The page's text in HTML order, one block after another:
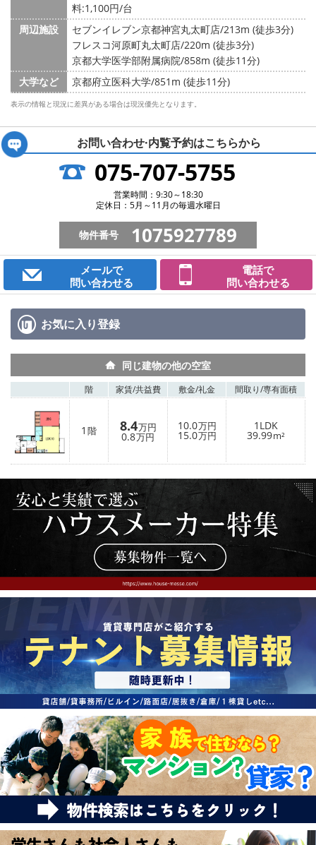
料:1,100円/台
周辺施設
セブンイレブン京都神宮丸太町店/213m (徒歩3分)
フレスコ河原町丸太町店/220m (徒歩3分)
京都大学医学部附属病院/858m (徒歩11分)
大学など
京都府立医科大学/851m (徒歩11分)
表示の情報と現況に差異がある場合は現況優先となります。
お問い合わせ·内覧予約はこちらから
075-707-5755
営業時間：9:30～18:30
定休日：5月～11月の毎週水曜日
物件番号 1075927789
メールで
問い合わせる
電話で
問い合わせる
お気に入り登録
同じ建物の他の空室
階 家賃/共益費 敷金/礼金 間取り/専有面積
1 階 8.4万円
0.8万円
10.0万円
15.0万円
1LDK
39.99m²